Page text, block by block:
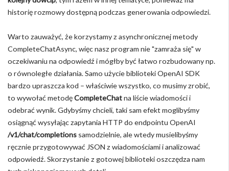
historię rozmowy dostępną podczas generowania odpowiedzi.
Warto zauważyć, że korzystamy z asynchronicznej metody
CompleteChatAsync, więc nasz program nie "zamraża się" w
oczekiwaniu na odpowiedź i mógłby być łatwo rozbudowany np.
o równoległe działania. Samo użycie biblioteki OpenAI SDK
bardzo upraszcza kod – właściwie wszystko, co musimy zrobić,
to wywołać metodęCompleteChatna liście wiadomości i
odebrać wynik. Gdybyśmy chcieli, taki sam efekt moglibyśmy
osiągnąć wysyłając zapytania HTTP do endpointu OpenAI
/v1/chat/completions samodzielnie, ale wtedy musielibyśmy
ręcznie przygotowywać JSON z wiadomościami i analizować
odpowiedź. Skorzystanie z gotowej biblioteki oszczędza nam